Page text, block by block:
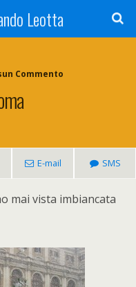
Leotta
Commento
E-mail SMS
mai vista imbiancata